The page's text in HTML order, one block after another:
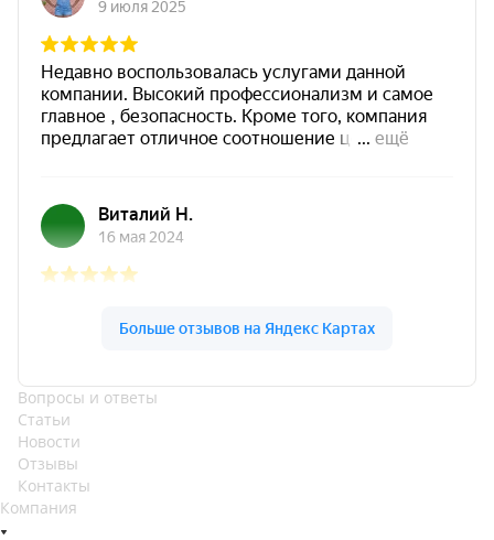
Вопросы и ответы
Статьи
Новости
Отзывы
Контакты
Компания